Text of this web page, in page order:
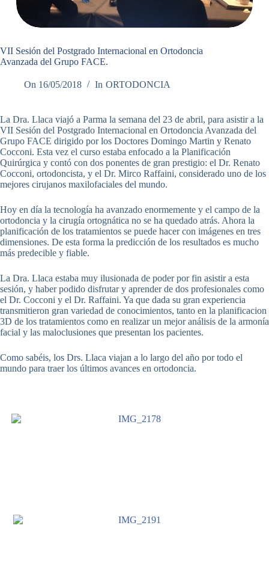
VII Sesión del Postgrado Internacional en Ortodoncia
Avanzada del Grupo FACE.
On 16/05/2018 In ORTODONCIA
La Dra. Llaca viajó a Parma la semana del 23 de abril, para asistir a la
VII Sesión del Postgrado Internacional en Ortodoncia Avanzada del
Grupo FACE dirigido por los Doctores Domingo Martin y Renato
Cocconi. Esta vez el curso estaba enfocado a la Planificación
Quirúrgica y contó con dos ponentes de gran prestigio: el Dr. Renato
Cocconi, ortodoncista, y el Dr. Mirco Raffaini, considerado uno de los
mejores cirujanos maxilofaciales del mundo.
Hoy en día la tecnología ha avanzado enormemente y el campo de la
ortodoncia y la cirugía ortognática no se ha quedado atrás. Ahora la
planificación de los tratamientos se puede hacer con imágenes en tres
dimensiones. De esta forma la predicción de los resultados es mucho
más predecible y fiable.
La Dra. Llaca estaba muy ilusionada de poder por fin asistir a esta
sesión, y haber podido disfrutar y aprender de dos profesionales como
el Dr. Cocconi y el Dr. Raffaini. Ya que dada su gran experiencia
transmitieron gran variedad de conocimientos, tanto en la planificacion
3D de los tratamientos como en realizar un mejor análisis de la armonía
facial y las maloclusiones que presentan los pacientes.
Como sabéis, los Drs. Llaca viajan a lo largo del año por todo el
mundo para traer los últimos avances en ortodoncia.